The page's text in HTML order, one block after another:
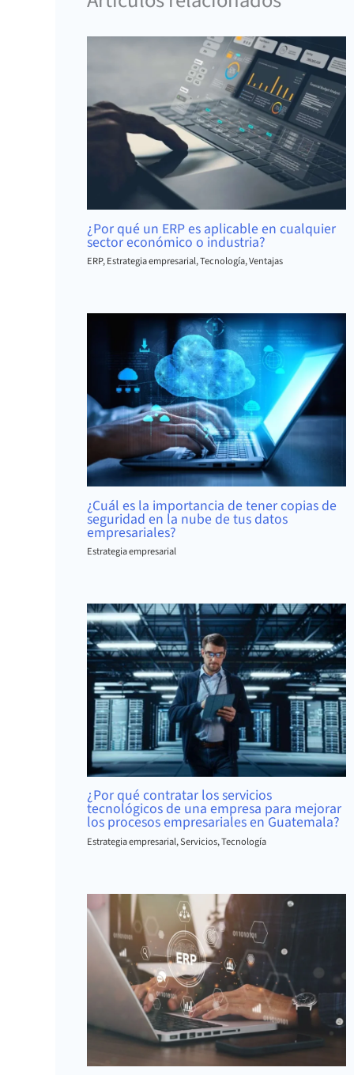
¿Por qué un ERP es aplicable en cualquier
sector económico o industria?
ERP,Estrategia empresarial,Tecnología,Ventajas
¿Cuál es la importancia de tener copias de
seguridad en la nube de tus datos
empresariales?
Estrategia empresarial
¿Por qué contratar los servicios
tecnológicos de una empresa para mejorar
los procesos empresariales en Guatemala?
Estrategia empresarial,Servicios,Tecnología